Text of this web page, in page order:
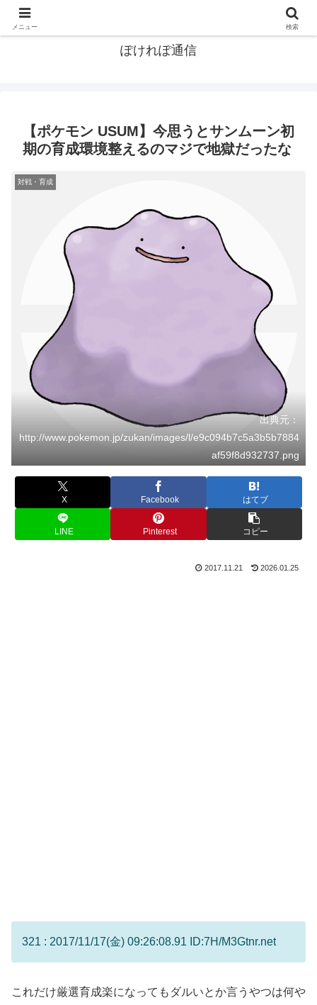
ぽけれぽ通信
【ポケモン USUM】今思うとサンムーン初
期の育成環境整えるのマジで地獄だったな
対戦・育成
出典元：
http://www.pokemon.jp/zukan/images/l/e9c094b7c5a3b5b7884
af59f8d932737.png
X Facebook はてブ
LINE Pinterest コピー
2017.11.21 2026.01.25
321 : 2017/11/17(金) 09:26:08.91 ID:7H/M3Gtnr.net
これだけ厳選育成楽になってもダルいとか言うやつは何や
メニュー 検索